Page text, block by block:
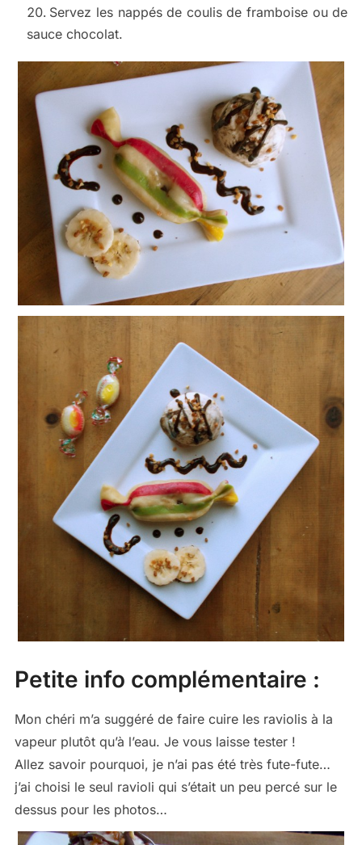
Servez les nappés de coulis de framboise ou de
sauce chocolat.
Petite info complémentaire :
Mon chéri m’a suggéré de faire cuire les raviolis à la
vapeur plutôt qu’à l’eau. Je vous laisse tester !
Allez savoir pourquoi, je n’ai pas été très fute-fute…
j’ai choisi le seul ravioli qui s’était un peu percé sur le
dessus pour les photos…